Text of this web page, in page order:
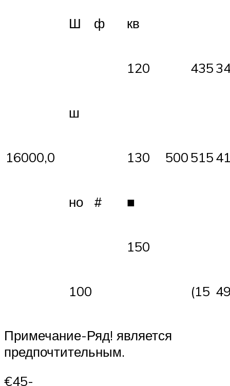
Ш ф кв
120 435
ш
16000,0 130 500515
но # ■
150
100 (15
Примечание-Ряд! является
предпочтительным.
€45-